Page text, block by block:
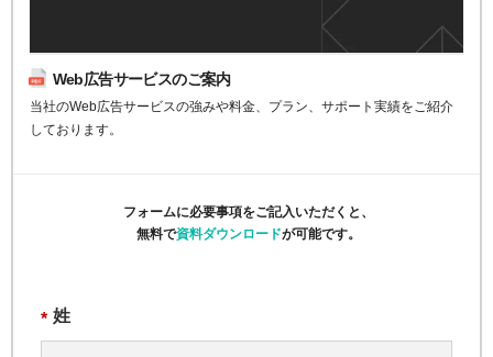
Web広告サービスのご案内
当社のWeb広告サービスの強みや料金、プラン、サポート実績をご紹介
しております。
フォームに必要事項をご記入いただくと、
無料で資料ダウンロードが可能です。
* 姓